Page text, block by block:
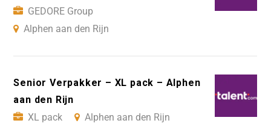
GEDORE Group
Alphen aan den Rijn
Senior Verpakker – XL pack – Alphen
aan den Rijn
XL pack
Alphen aan den Rijn